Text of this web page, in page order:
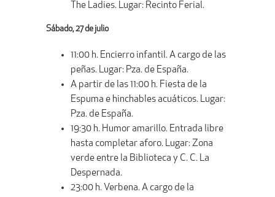
The Ladies. Lugar: Recinto Ferial.
Sábado, 27 de julio
11:00 h. Encierro infantil. A cargo de las
peñas. Lugar: Pza. de España.
A partir de las 11:00 h. Fiesta de la
Espuma e hinchables acuáticos. Lugar:
Pza. de España.
19:30 h. Humor amarillo. Entrada libre
hasta completar aforo. Lugar: Zona
verde entre la Biblioteca y C. C. La
Despernada.
23:00 h. Verbena. A cargo de la